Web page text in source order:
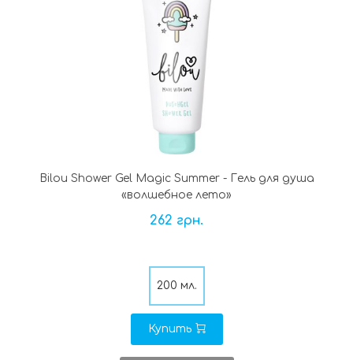
Bilou Shower Gel Magic Summer - Гель для душа
«волшебное лето»
262 грн.
200 мл.
Купить